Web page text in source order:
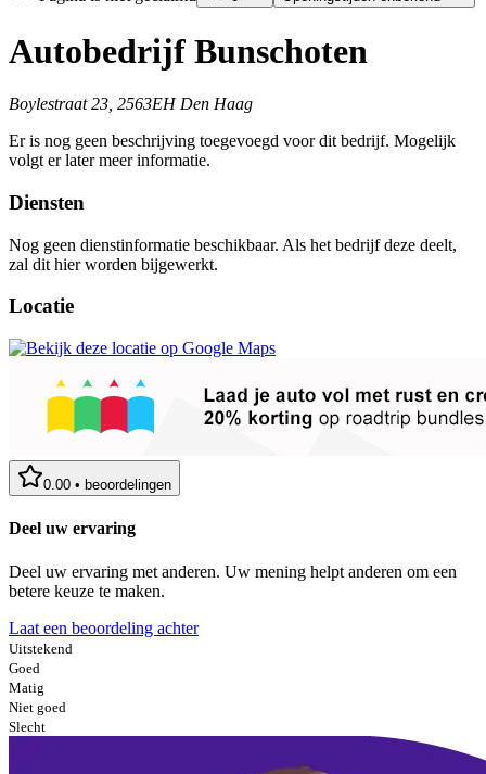
Autobedrijf Bunschoten
Boylestraat 23, 2563EH Den Haag
Er is nog geen beschrijving toegevoegd voor dit bedrijf. Mogelijk
volgt er later meer informatie.
Diensten
Nog geen dienstinformatie beschikbaar. Als het bedrijf deze deelt,
zal dit hier worden bijgewerkt.
Locatie
0.00 • beoordelingen
Deel uw ervaring
Deel uw ervaring met anderen. Uw mening helpt anderen om een
betere keuze te maken.
Laat een beoordeling achter
Uitstekend
Goed
Matig
Niet goed
Slecht